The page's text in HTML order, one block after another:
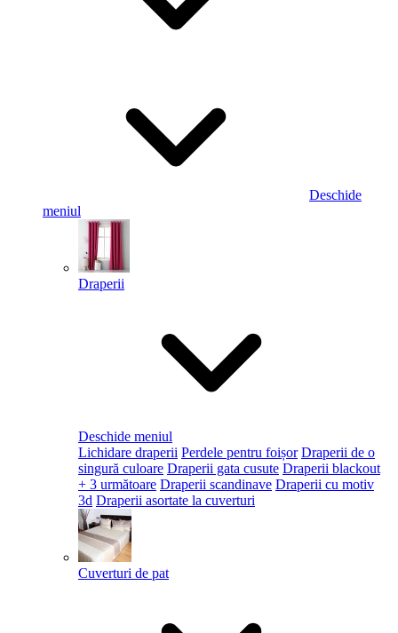
Deschide
meniul
Draperii
Deschide meniul
Lichidare draperii Perdele pentru foișor Draperii de o
singură culoare Draperii gata cusute Draperii blackout
+ 3 următoare Draperii scandinave Draperii cu motiv
3d Draperii asortate la cuverturi
Cuverturi de pat